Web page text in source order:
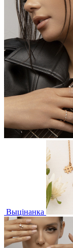
Выцінанка